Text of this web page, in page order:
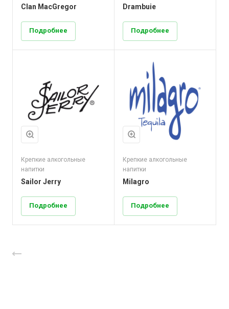
Clan MacGregor
Подробнее
Drambuie
Подробнее
Крепкие алкогольные
напитки
Sailor Jerry
Подробнее
Крепкие алкогольные
напитки
Milagro
Подробнее